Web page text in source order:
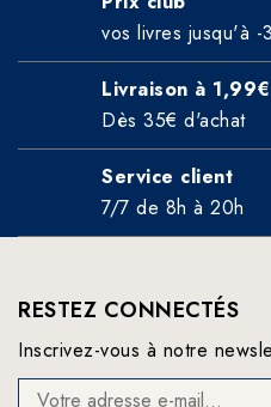
vos livres jusqu'à -
Livraison à 1,99€
Dès 35€ d'achat
Service client
7/7 de 8h à 20h
RESTEZ CONNECTÉS
Inscrivez-vous à notre